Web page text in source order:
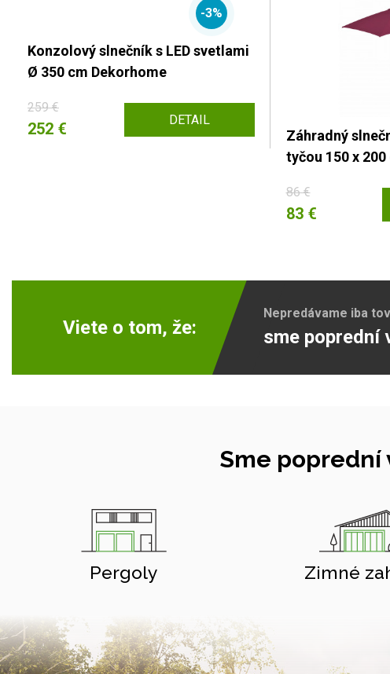
-3%
Konzolový slnečník s LED svetlami
Ø 350 cm Dekorhome
259 €
252 € DETAIL
Záhradný
tyčou 150 x 200
86 €
83 €
Viete o tom, že:
Nepredávame iba
sme poprední
Sme poprední
Pergoly Zimné